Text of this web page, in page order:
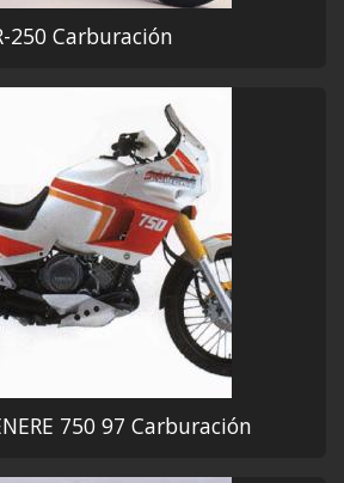
250 Carburación
750 97 Carburación